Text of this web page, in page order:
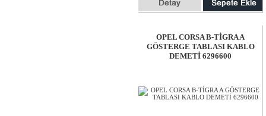
OPEL CORSA B-TİGRA A
GÖSTERGE TABLASI KABLO
DEMETİ 6296600